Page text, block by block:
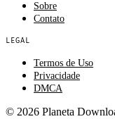
Sobre
Contato
LEGAL
Termos de Uso
Privacidade
DMCA
© 2026 Planeta